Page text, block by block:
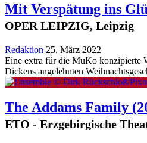
Mit Verspätung ins
OPER LEIPZIG, Leipzig
Redaktion 25. März 2022
Eine extra für die MuKo konzipierte
Dickens angelehnten
The Addams Family
ETO - Erzgebirgische